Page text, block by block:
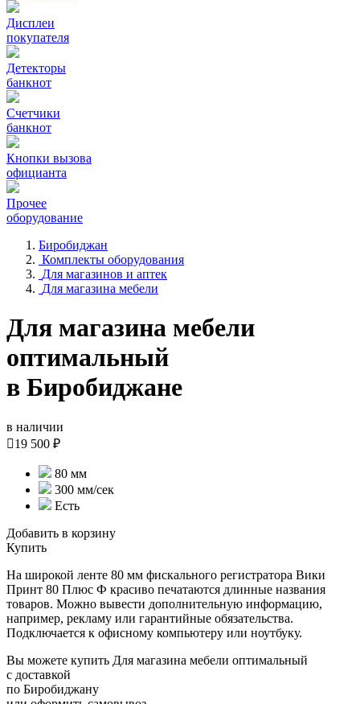
Дисплеи
покупателя
Детекторы
банкнот
Счетчики
банкнот
Кнопки вызова
официанта
Прочее
оборудование
Биробиджан
Комплекты оборудования
Для магазинов и аптек
Для магазина мебели
Для магазина мебели
оптимальный
в Биробиджане
в наличии
19 500 ₽
80 мм
300 мм/сек
Есть
Добавить в корзину
Купить
На широкой ленте 80 мм фискального регистратора Вики
Принт 80 Плюс Ф красиво печатаются длинные названия
товаров. Можно вывести дополнительную информацию,
например, рекламу или гарантийные обязательства.
Подключается к офисному компьютеру или ноутбуку.
Вы можете купить Для магазина мебели оптимальный
с доставкой
по Биробиджану